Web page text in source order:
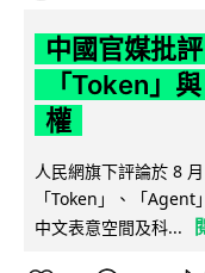
中國官媒批
「Token」
權
人民網旗下評論於 8
「Token」、「
中文表意空間及科...